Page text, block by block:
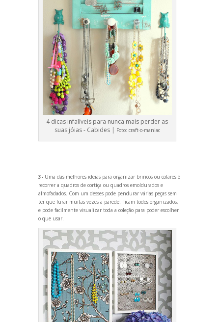
4 dicas infalíveis para nunca mais perder as
suas jóias - Cabides | Foto: craft-o-maniac
3-Uma das melhores ideias para organizar brincos ou colares é
recorrer a quadros de cortiça ou quadros emoldurados e
almofadados. Com um desses pode pendurar várias peças sem
ter que furar muitas vezes a parede. Ficam todos organizados,
e pode facilmente visualizar toda a coleção para poder escolher
o que usar.